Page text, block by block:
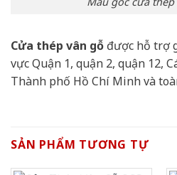
Cửa thép vân gỗ được hỗ trợ
vực Quận 1, quận 2, quận 12,
Thành phố Hồ Chí Minh và
SẢN PHẨM TƯƠNG TỰ